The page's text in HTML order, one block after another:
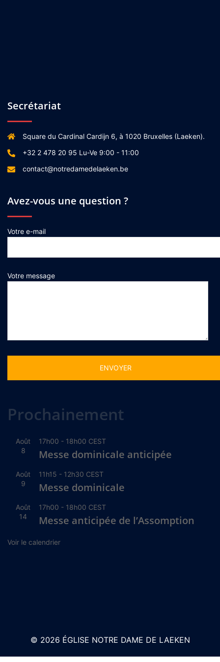
Secrétariat
Square du Cardinal Cardijn 6, à 1020 Bruxelles (Laeken).
+32 2 478 20 95 Lu-Ve 9:00 - 11:00
contact@notredamedelaeken.be
Avez-vous une question ?
Votre e-mail
Votre message
Prochainement
Août
8
17h00 - 18h00 CEST
Messe dominicale anticipée
Août
9
11h15 - 12h30 CEST
Messe dominicale
Août
14
17h00 - 18h00 CEST
Messe anticipée de l’Assomption
Voir le calendrier
© 2026 ÉGLISE NOTRE DAME DE LAEKEN